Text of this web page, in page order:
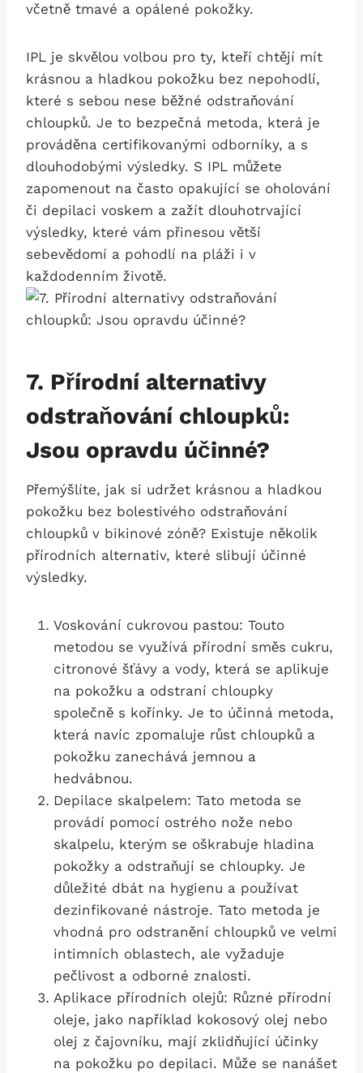
včetně tmavé a opálené pokožky.
IPL je skvělou volbou pro ty, kteří chtějí ‌mít
krásnou a hladkou pokožku bez nepohodlí,
které s sebou nese běžné odstraňování
chloupků. ‌Je to bezpečná metoda, která je
prováděna certifikovanými odborníky, a s
dlouhodobými výsledky. S IPL můžete
zapomenout na často opakující se oholování
⁣či depilaci voskem a zažít ⁢dlouhotrvající​
výsledky, které vám přinesou větší
‌sebevědomí a pohodlí na pláži i v
každodenním životě.
7. Přírodní alternativy
odstraňování chloupků:
Jsou ‌opravdu účinné?
Přemýšlíte, jak si udržet krásnou a hladkou
pokožku bez bolestivého​ odstraňování
chloupků v bikinové zóně? Existuje několik
‍přírodních alternativ, které slibují účinné
výsledky.
Voskování cukrovou pastou: Touto⁤
metodou se využívá přírodní směs cukru,
citronové šťávy a vody, která se aplikuje
na‌ pokožku a odstraní chloupky⁢
společně ​s kořínky. Je to účinná metoda,⁤
která navíc zpomaluje růst chloupků a
pokožku zanechává jemnou a
hedvábnou.
Depilace skalpelem: ⁢Tato metoda se
provádí pomocí‍ ostrého nože‍ nebo
skalpelu, kterým​ se oškrabuje hladina
pokožky a odstraňují se chloupky. Je
důležité dbát na hygienu a používat
dezinfikované nástroje. Tato metoda je
vhodná pro odstranění chloupků ve velmi
intimních oblastech, ale vyžaduje
pečlivost a odborné znalosti.
Aplikace přírodních olejů: Různé ⁢přírodní
oleje, jako ⁢například kokosový ⁢olej⁣ nebo
olej z čajovníku, mají zklidňující účinky
na pokožku ‍po depilaci. Může se nanášet